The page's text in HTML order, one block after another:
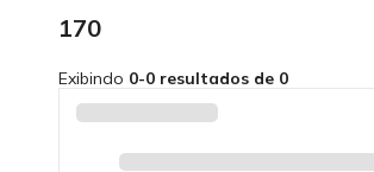
170
Exibindo 0-0 resultados de 0